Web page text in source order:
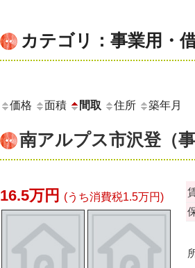
カテゴリ：事業用・
価格 面積 間取 住所 築年月
南アルプス市沢登（事
16.5万円 (うち消費税1.5万円)